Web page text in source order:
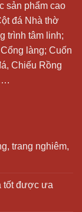
sản phẩm cao
đá Nhà thờ
trình tâm linh;
làng; Cuốn
Chiếu Rồng
trang nghiêm,
tốt được ưa